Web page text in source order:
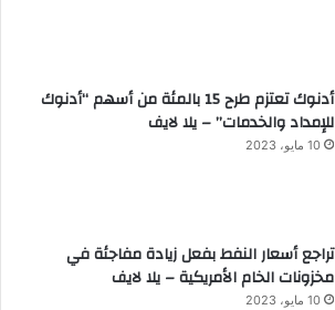
أدنوك تعتزم طرح 15 بالمئة من أسهم “أدنوك
للإمداد والخدمات” – يلا لايف
10 مايو، 2023
تراجع أسعار النفط بفعل زيادة مفاجئة في
مخزونات الخام الأمريكية – يلا لايف
10 مايو، 2023